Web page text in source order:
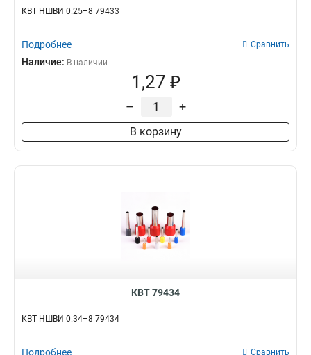
КВТ НШВИ 0.25–8 79433
Подробнее Сравнить
Наличие: В наличии
1,27 ₽
– +
В корзину
КВТ 79434
КВТ НШВИ 0.34–8 79434
Подробнее Сравнить